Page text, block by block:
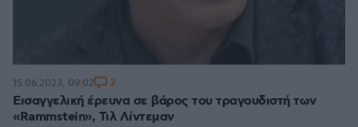
Εισαγγελική έρευνα σε βάρος του τραγουδιστή των
«Rammstein», Τιλ Λίντεμαν
15.06.2023, 09:02 2